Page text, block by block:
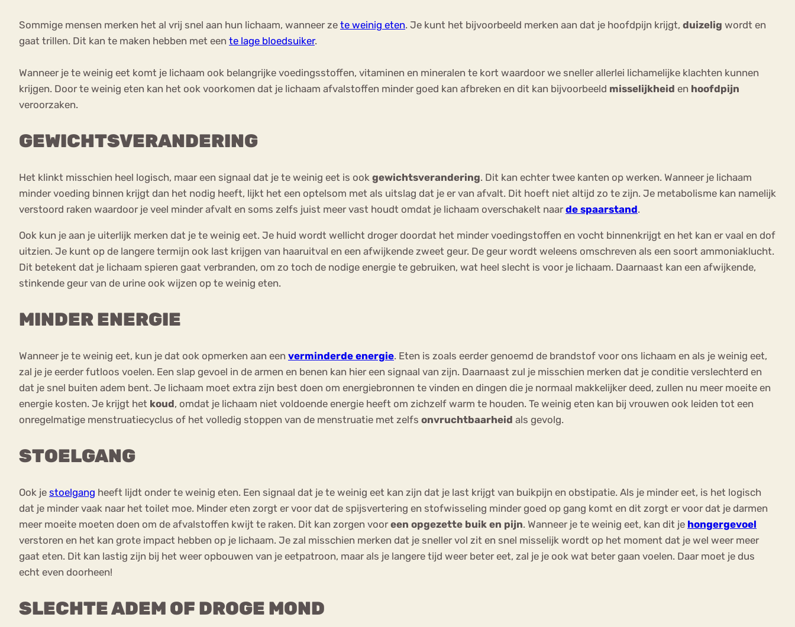
Sommige mensen merken het al vrij snel aan hun lichaam, wanneer ze te weinig eten. Je kunt het bijvoorbeeld merken aan dat je hoofdpijn krijgt, duizelig wordt en
gaat trillen. Dit kan te maken hebben met een te lage bloedsuiker.
Wanneer je te weinig eet komt je lichaam ook belangrijke voedingsstoffen, vitaminen en mineralen te kort waardoor we sneller allerlei lichamelijke klachten kunnen
krijgen. Door te weinig eten kan het ook voorkomen dat je lichaam afvalstoffen minder goed kan afbreken en dit kan bijvoorbeeld misselijkheid en hoofdpijn
veroorzaken.
GEWICHTSVERANDERING
Het klinkt misschien heel logisch, maar een signaal dat je te weinig eet is ook gewichtsverandering. Dit kan echter twee kanten op werken. Wanneer je lichaam
minder voeding binnen krijgt dan het nodig heeft, lijkt het een optelsom met als uitslag dat je er van afvalt. Dit hoeft niet altijd zo te zijn. Je metabolisme kan namelijk
verstoord raken waardoor je veel minder afvalt en soms zelfs juist meer vast houdt omdat je lichaam overschakelt naarde spaarstand.
Ook kun je aan je uiterlijk merken dat je te weinig eet. Je huid wordt wellicht droger doordat het minder voedingstoffen en vocht binnenkrijgt en het kan er vaal en dof
uitzien. Je kunt op de langere termijn ook last krijgen van haaruitval en een afwijkende zweet geur. De geur wordt weleens omschreven als een soort ammoniaklucht.
Dit betekent dat je lichaam spieren gaat verbranden, om zo toch de nodige energie te gebruiken, wat heel slecht is voor je lichaam. Daarnaast kan een afwijkende,
stinkende geur van de urine ook wijzen op te weinig eten.
MINDER ENERGIE
Wanneer je te weinig eet, kun je dat ook opmerken aan een verminderde energie. Eten is zoals eerder genoemd de brandstof voor ons lichaam en als je weinig eet,
zal je je eerder futloos voelen. Een slap gevoel in de armen en benen kan hier een signaal van zijn. Daarnaast zul je misschien merken dat je conditie verslechterd en
dat je snel buiten adem bent. Je lichaam moet extra zijn best doen om energiebronnen te vinden en dingen die je normaal makkelijker deed, zullen nu meer moeite en
energie kosten. Je krijgt het koud, omdat je lichaam niet voldoende energie heeft om zichzelf warm te houden. Te weinig eten kan bij vrouwen ook leiden tot een
onregelmatige menstruatiecyclus of het volledig stoppen van de menstruatie met zelfs onvruchtbaarheid als gevolg.
STOELGANG
Ook je stoelgang heeft lijdt onder te weinig eten. Een signaal dat je te weinig eet kan zijn dat je last krijgt van buikpijn en obstipatie. Als je minder eet, is het logisch
dat je minder vaak naar het toilet moe. Minder eten zorgt er voor dat de spijsvertering en stofwisseling minder goed op gang komt en dit zorgt er voor dat je darmen
meer moeite moeten doen om de afvalstoffen kwijt te raken. Dit kan zorgen vooreen opgezette buik en pijn. Wanneer je te weinig eet, kan dit je hongergevoel
verstoren en het kan grote impact hebben op je lichaam. Je zal misschien merken dat je sneller vol zit en snel misselijk wordt op het moment dat je wel weer meer
gaat eten. Dit kan lastig zijn bij het weer opbouwen van je eetpatroon, maar als je langere tijd weer beter eet, zal je je ook wat beter gaan voelen. Daar moet je dus
echt even doorheen!
SLECHTE ADEM OF DROGE MOND